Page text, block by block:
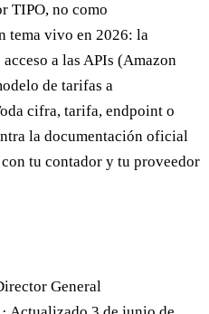
TIPO, no como
tema vivo en 2026: la
a las APIs (Amazon
de tarifas a
cifra, tarifa, endpoint o
la documentación oficial
tu contador y tu proveedor
General